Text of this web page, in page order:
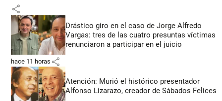
share
Drástico giro en el caso de Jorge Alfredo
Vargas: tres de las cuatro presuntas víctimas
renunciaron a participar en el juicio
hace 11 horas share
Atención: Murió el histórico presentador
Alfonso Lizarazo, creador de Sábados Felices